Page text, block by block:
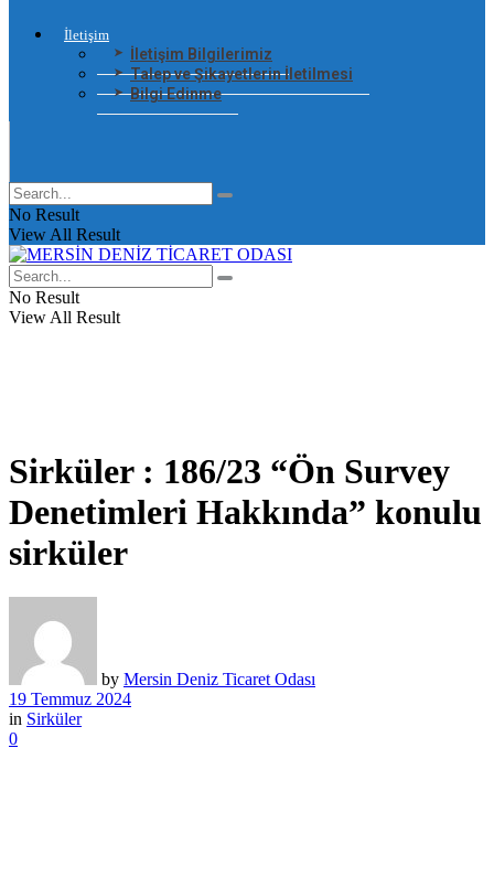
İletişim
İletişim Bilgilerimiz
Talep ve Şikayetlerin İletilmesi
Bilgi Edinme
No Result
View All Result
No Result
View All Result
Sirküler : 186/23 “Ön Survey
Denetimleri Hakkında” konulu
sirküler
by Mersin Deniz Ticaret Odası
19 Temmuz 2024
in Sirküler
0